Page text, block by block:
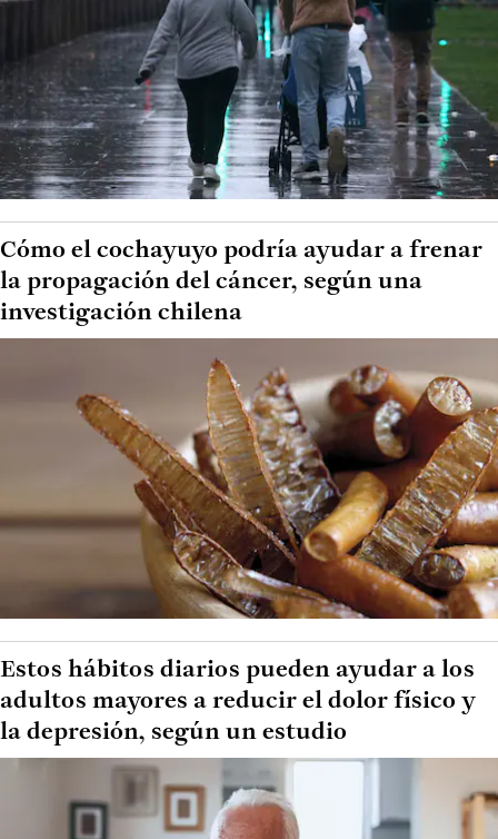
Cómo el cochayuyo podría ayudar a frenar
la propagación del cáncer, según una
investigación chilena
Estos hábitos diarios pueden ayudar a los
adultos mayores a reducir el dolor físico y
la depresión, según un estudio